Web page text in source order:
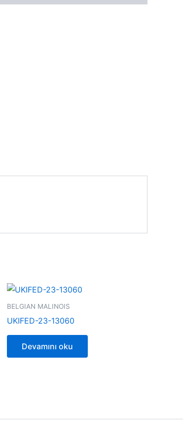
BELGIAN MALINOIS
UKIFED-23-13060
Devamını oku